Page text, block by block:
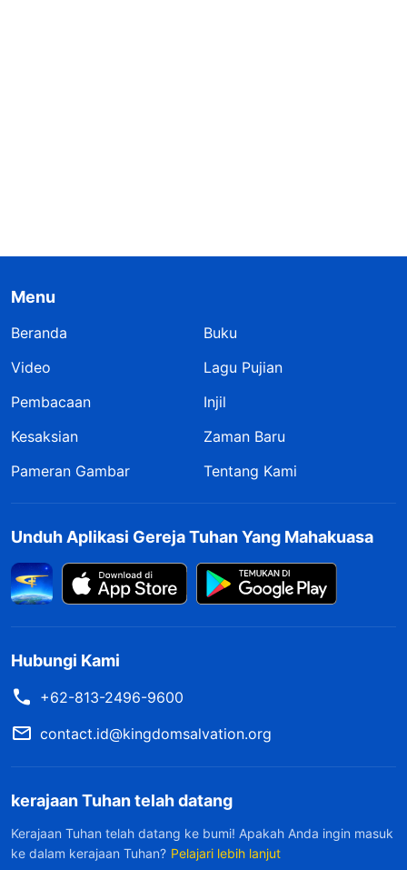
Menu
Beranda
Buku
Video
Lagu Pujian
Pembacaan
Injil
Kesaksian
Zaman Baru
Pameran Gambar
Tentang Kami
Unduh Aplikasi Gereja Tuhan Yang Mahakuasa
Hubungi Kami
+62-813-2496-9600
contact.id@kingdomsalvation.org
kerajaan Tuhan telah datang
Kerajaan Tuhan telah datang ke bumi! Apakah Anda ingin masuk
ke dalam kerajaan Tuhan? Pelajari lebih lanjut